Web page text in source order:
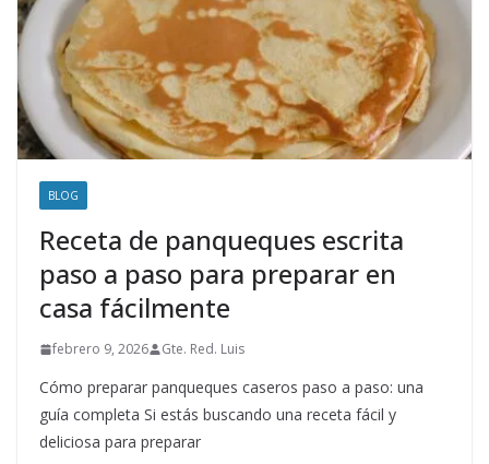
BLOG
Receta de panqueques escrita
paso a paso para preparar en
casa fácilmente
febrero 9, 2026 Gte. Red. Luis
Cómo preparar panqueques caseros paso a paso: una
guía completa Si estás buscando una receta fácil y
deliciosa para preparar